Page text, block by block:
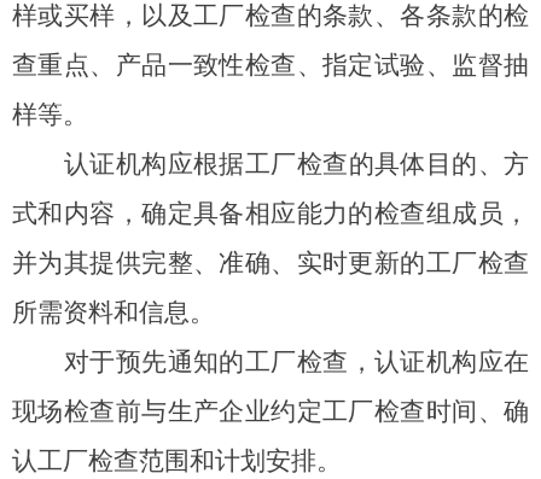
样或买样，以及工厂检查的条款、各条款的检
查重点、产品一致性检查、指定试验、监督抽
样等。
认证机构应根据工厂检查的具体目的、方
式和内容，确定具备相应能力的检查组成员，
并为其提供完整、准确、实时更新的工厂检查
所需资料和信息。
对于预先通知的工厂检查，认证机构应在
现场检查前与生产企业约定工厂检查时间、确
认工厂检查范围和计划安排。